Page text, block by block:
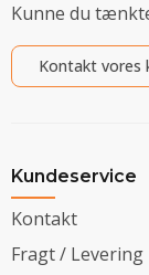
Kunne du
Kontakt vores
Kundeservice
Kontakt
Fragt / Levering